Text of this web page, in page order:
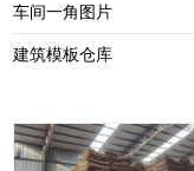
车间一角图片
建筑模板仓库